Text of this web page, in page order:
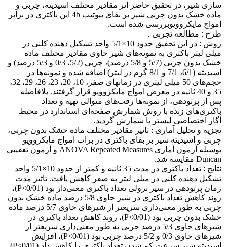
سازی شیر، در تحقیق حاضر اثر مقادیر مختلف اسیدیته، چربی و
ماده خشک بدون چربی شیر بر بقای بیوتیپ 4b این باکتری در برابر
امواج مایکروویوبررسی شده است.
طرح : مطالعه تجربی .
روش : در این تحقیق حدود 10×5/1 واحد تشکیل دهنده کلنی در
میلی لیتر باکتری به نمونه‌های شیر حاوی مقادیر مختلف ماده
خشک بدون چربی (5/7 و 5/8 درصد)، چربی (5/2، 0/3 و 5/3 درصد) و
اسیدیته (6/1، 7/1 و 8/1 گرم در لیتر) اضافه شده و نمونه‌ها در
حجم‌های 50 میلی لیتری در زمانهای صفر، 10، 20، 23، 26، 29، 32،
35 و 40 ثانیه در معرض امواج مایکروویو قرار گرفتند. بلافاصله
پس از پرتودهی، از نمونه‌ها رقت‌های متوالی تهیه و تعداد
باکتری‌های زنده با روش شمارش صفحه‌ای استاندارد در محیط
آگار اختصاصی لیستر یا شمارش گردید.
تجزیه و تحلیل آماری : تاثیر مقادیر مختلف ماده خشک بدون چربی،
چربی و اسیدیته شیر بر بقای باکتری در براب امواج مایکروویو
بوسیله آزمون آماری ANOVA Repeated Measures و آزمون تعقیبی
Duncan مقایسه شد.
نتایج : تعداد باکتری در مدت 35 ثانیه و کمتر از حدود 10×5/1 واحد
تشکیل دهنده کلنی در میلی لیتر به صفر کاهش یافت. تاثیر مدت
زمان پرتودهی در سیر نزولی تعداد باکتری معنی‌دار بود (P<0/01)،
روند کاهش تعداد باکتری در شیر حاوی 5/8 درصد ماده خشک بدون
چربی به طور معنی‌داری سریعتر از شیرهای حاوی 5/7 درصد ماده
خشک بدون چربی بود (P<0/01)، روند کاهش تعداد باکتری در
شیرهای حاوی 5/3 درصد چربی به طور معنی‌داری سریعتر از
شیرهای حاوی 0/3 و 5/2 درصد چربی بود (P<0/01)، افزایش